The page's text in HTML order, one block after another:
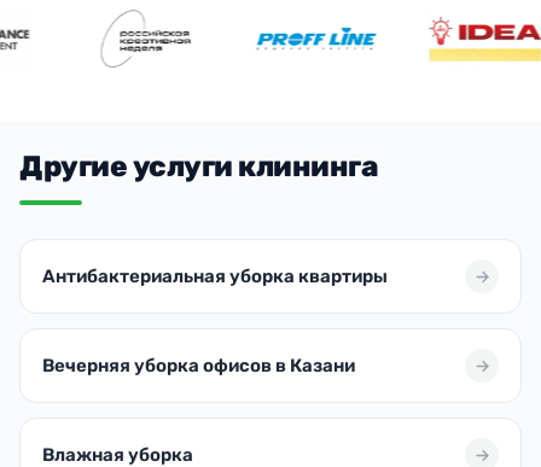
Другие услуги клининга
Антибактериальная уборка квартиры
Вечерняя уборка офисов в Казани
Влажная уборка